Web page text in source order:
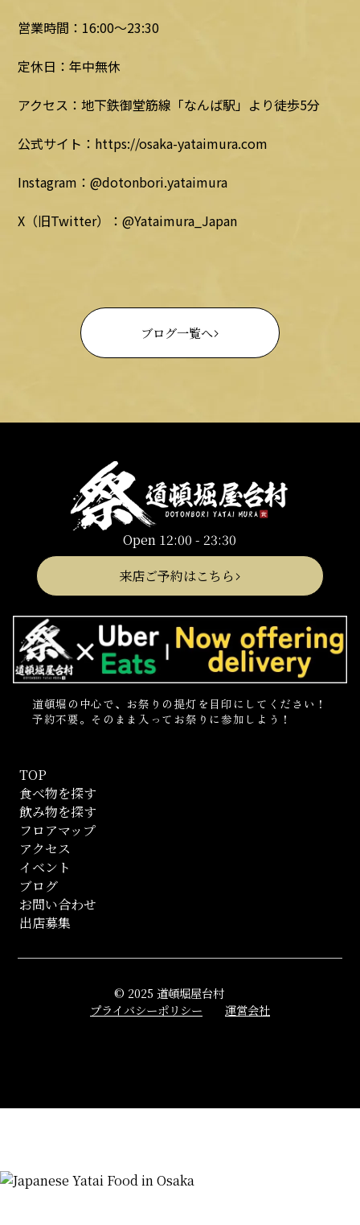
営業時間：16:00～23:30
定休日：年中無休
アクセス：地下鉄御堂筋線「なんば駅」より徒歩5分
公式サイト：https://osaka-yataimura.com
Instagram：@dotonbori.yataimura
X（旧Twitter）：@Yataimura_Japan
ブログ一覧へ
Open 12:00 - 23:30
来店ご予約はこちら
道頓堀の中心で、お祭りの提灯を目印にしてください！
予約不要。そのまま入ってお祭りに参加しよう！
TOP
食べ物を探す
飲み物を探す
フロアマップ
アクセス
イベント
ブログ
お問い合わせ
出店募集
© 2025 道頓堀屋台村
プライバシーポリシー
運営会社